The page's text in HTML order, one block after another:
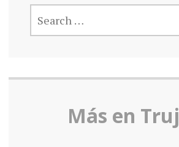
FOR:
Más en Truj